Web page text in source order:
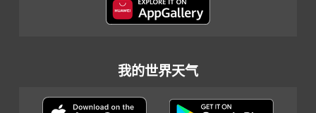
我的世界天气